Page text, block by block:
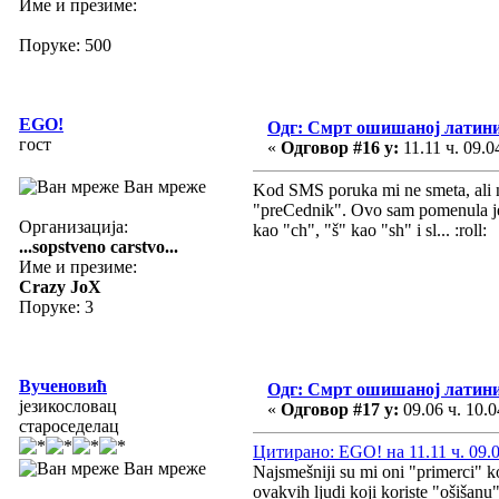
Име и презиме:
Поруке: 500
EGO!
гост
Ван мреже
Организација:
...sopstveno carstvo...
Име и презиме:
Crazy JoX
Поруке: 3
Одг: Смрт ошишаној
« Одговор #16 у: 11.11 ч.
Kod SMS poruka mi ne smeta, ali
"preCednik". Ovo sam pomenula
kao "ch", "š" kao "sh" i sl... :roll:
Вученовић
језикословац
староседелац
Ван мреже
Одг: Смрт ошишаној
« Одговор #17 у: 09.06 ч.
Цитирано: EGO! на 11.11 ч.
Najsmešniji su mi oni "primerci"
ovakvih ljudi koji koriste